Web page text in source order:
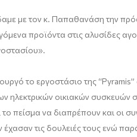
με τον κ. Παπαθανάση την
προϊόντα στις αλυσίδες
».
το εργοστάσιο της “Pyramis”
ηλεκτρικών οικιακών συσκευών
πείσμα να διαπρέπουν και οι
έχασαν τις δουλειές τους ενώ